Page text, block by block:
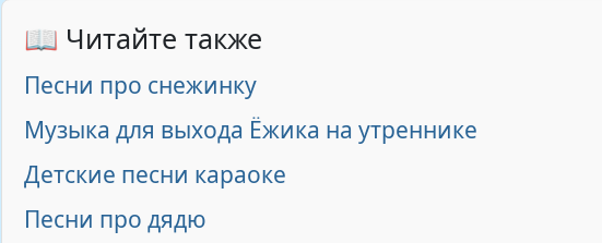
📖 Читайте также
Песни про снежинку
Музыка для выхода Ёжика на утреннике
Детские песни караоке
Песни про дядю